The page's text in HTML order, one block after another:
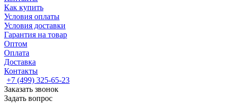
Как купить
Условия оплаты
Условия доставки
Гарантия на товар
Оптом
Оплата
Доставка
Контакты
+7 (499) 325-65-23
Заказать звонок
Задать вопрос